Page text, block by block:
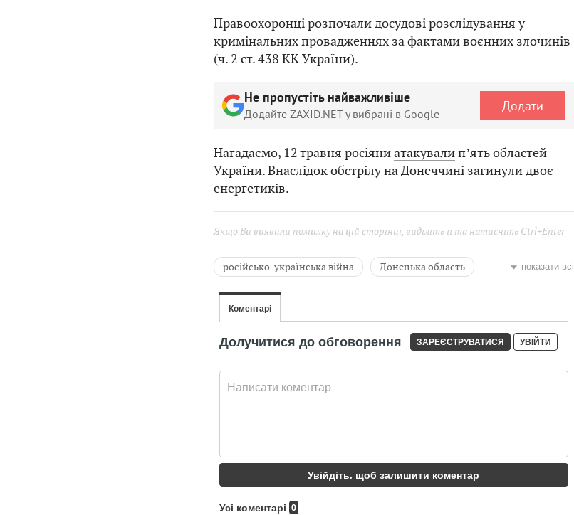
Правоохоронці розпочали досудові розслідування у
кримінальних провадженнях за фактами воєнних злочинів
(ч. 2 ст. 438 КК України).
Не пропустіть найважливіше
Додайте ZAXID.NET у вибрані в Google Додати
Нагадаємо, 12 травня росіяниатакувалипʼять областей
України. Внаслідок обстрілу на Донеччині загинули двоє
енергетиків.
Якщо Ви виявили помилку на цій сторінці, виділіть її та натисніть Ctrl+Enter
російсько-українська війна Донецька область
воєнні злочини Росії
показати всі